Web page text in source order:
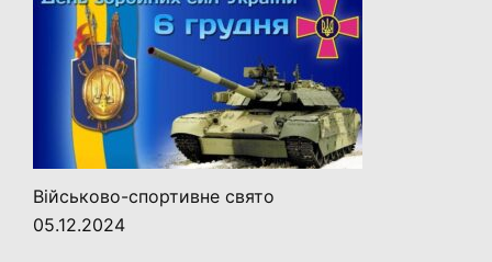
Військово-спортивне свято
05.12.2024